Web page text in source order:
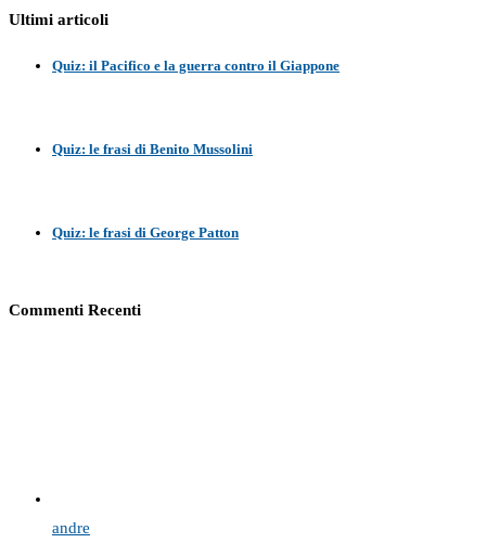
Ultimi articoli
Quiz: il Pacifico e la guerra contro il Giappone
Quiz: le frasi di Benito Mussolini
Quiz: le frasi di George Patton
Commenti Recenti
andre